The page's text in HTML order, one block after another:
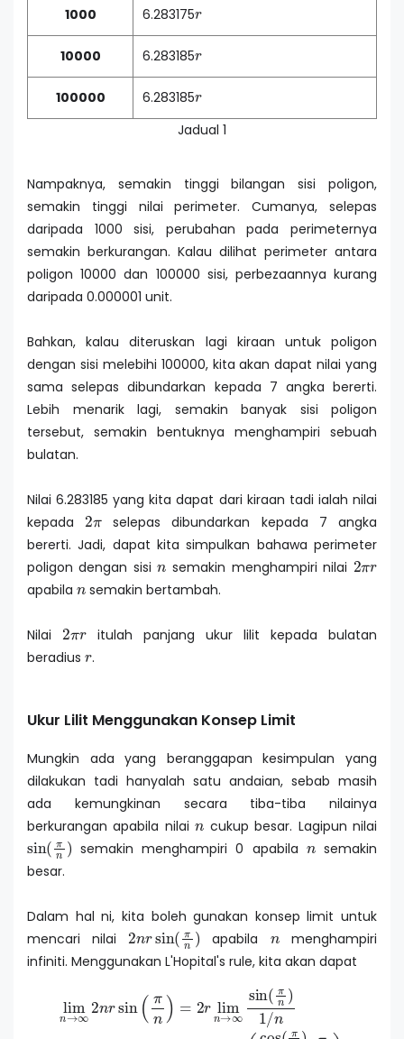
1000 6.283175
10000 6.283185
100000 6.283185
Jadual 1
Nampaknya, semakin tinggi bilangan sisi poligon,
semakin tinggi nilai perimeter. Cumanya, selepas
daripada 1000 sisi, perubahan pada perimeternya
semakin berkurangan. Kalau dilihat perimeter antara
poligon 10000 dan 100000 sisi, perbezaannya kurang
daripada 0.000001 unit.
Bahkan, kalau diteruskan lagi kiraan untuk poligon
dengan sisi melebihi 100000, kita akan dapat nilai yang
sama selepas dibundarkan kepada 7 angka bererti.
Lebih menarik lagi, semakin banyak sisi poligon
tersebut, semakin bentuknya menghampiri sebuah
bulatan.
Nilai 6.283185 yang kita dapat dari kiraan tadi ialah nilai
kepada 2πselepas dibundarkan kepada 7 angka
bererti. Jadi, dapat kita simpulkan bahawa perimeter
poligon dengan sisin semakin menghampiri nilai 2πr
apabila n semakin bertambah.
Nilai 2
itulah panjang ukur lilit kepada bulatan
beradius
.
Ukur Lilit Menggunakan Konsep Limit
Mungkin ada yang beranggapan kesimpulan yang
dilakukan tadi hanyalah satu andaian, sebab masih
ada kemungkinan secara tiba-tiba nilainya
berkurangan apabila nilain cukup besar. Lagipun nilai
sin(πn)semakin menghampiri 0 apabila nsemakin
besar.
Dalam hal ni, kita boleh gunakan konsep limit untuk
mencari nilai 2n rsin(πn)apabila nmenghampiri
infiniti. Menggunakan L'Hopital's rule, kita akan dapat
π = ∞sin (πn